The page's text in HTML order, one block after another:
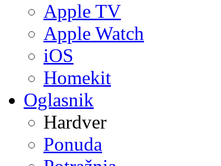
Apple TV
Apple Watch
iOS
Homekit
Oglasnik
Hardver
Ponuda